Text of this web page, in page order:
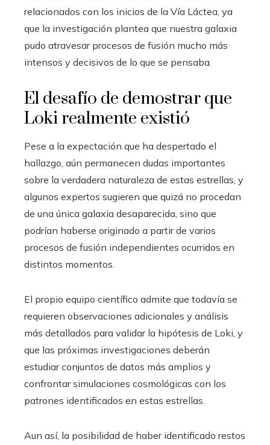
relacionados con los inicios de la Vía Láctea, ya
que la investigación plantea que nuestra galaxia
pudo atravesar procesos de fusión mucho más
intensos y decisivos de lo que se pensaba.
El desafío de demostrar que
Loki realmente existió
Pese a la expectación que ha despertado el
hallazgo, aún permanecen dudas importantes
sobre la verdadera naturaleza de estas estrellas, y
algunos expertos sugieren que quizá no procedan
de una única galaxia desaparecida, sino que
podrían haberse originado a partir de varios
procesos de fusión independientes ocurridos en
distintos momentos.
El propio equipo científico admite que todavía se
requieren observaciones adicionales y análisis
más detallados para validar la hipótesis de Loki, y
que las próximas investigaciones deberán
estudiar conjuntos de datos más amplios y
confrontar simulaciones cosmológicas con los
patrones identificados en estas estrellas.
Aun así, la posibilidad de haber identificado restos